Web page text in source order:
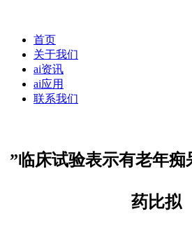
首页
关于我们
ai资讯
ai应用
联系我们
”临床试验表示有老年
药比拟